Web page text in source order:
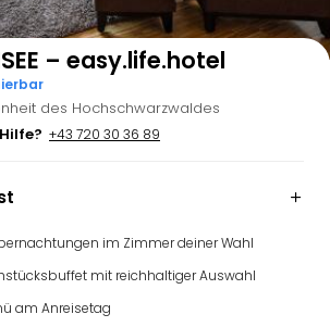
Auf der Karte anzeigen
– easy.life.hotel
des Hochschwarzwaldes
+43 720 30 36 89
im Zimmer deiner Wahl
mit reichhaltiger Auswahl
am Anreisetag